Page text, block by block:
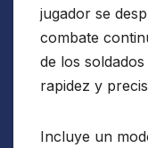
jugador se
combate
de los
rapidez y
Incluye un